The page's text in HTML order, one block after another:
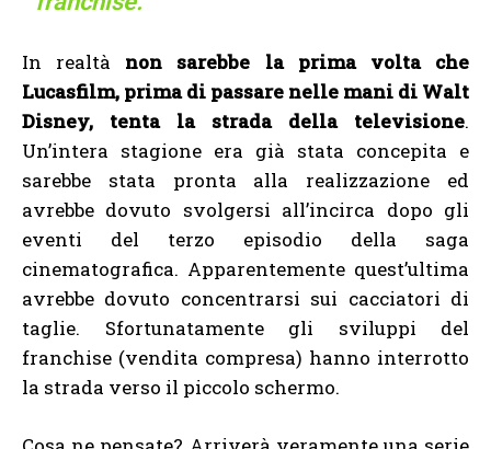
In realtà non sarebbe la prima volta che
Lucasfilm, prima di passare nelle mani di Walt
Disney, tenta la strada della televisione.
Un’intera stagione era già stata concepita e
sarebbe stata pronta alla realizzazione ed
avrebbe dovuto svolgersi all’incirca dopo gli
eventi del terzo episodio della saga
cinematografica. Apparentemente quest’ultima
avrebbe dovuto concentrarsi sui cacciatori di
taglie. Sfortunatamente gli sviluppi del
franchise (vendita compresa) hanno interrotto
la strada verso il piccolo schermo.